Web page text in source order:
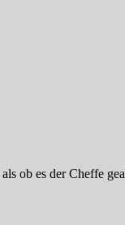
ob es der Cheffe